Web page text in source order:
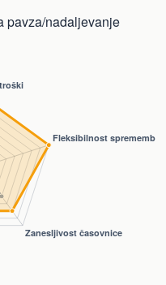
pavza/nadaljevanje